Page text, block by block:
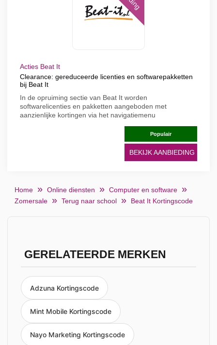
Acties Beat It
Clearance: gereduceerde licenties en softwarepakketten
bij Beat It
In de opruiming sectie van Beat It worden
softwarelicenties en pakketten aangeboden met
aanzienlijke kortingen via het navigatiemenu
Populair
BEKIJK AANBIEDING
Home Online diensten
Computer en software
Zomersale
Terug naar school Beat It Kortingscode
GERELATEERDE MERKEN
Adzuna Kortingscode
Mint Mobile Kortingscode
Nayo Marketing Kortingscode